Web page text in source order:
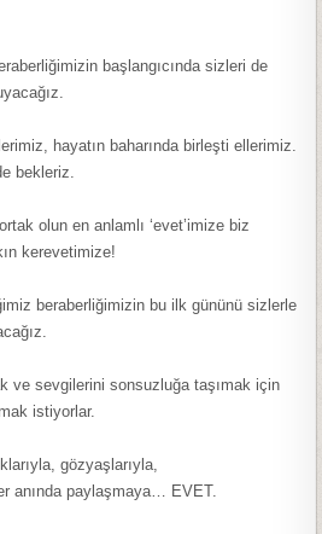
başlangıcında sizleri de
hayatın baharında birleşti ellerimiz.
bekleriz.
olun en anlamlı ‘evet’imize biz
kerevetimize!
beraberliğimizin bu ilk gününü sizlerle
ve sevgilerini sonsuzluğa taşımak için
istiyorlar.
gözyaşlarıyla,
anında paylaşmaya… EVET.